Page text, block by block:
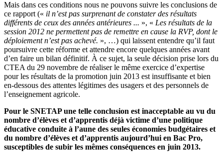
Mais dans ces conditions nous ne pouvons suivre les conclusions de
ce rapport (« il n’est pas surprenant de constater des résultats
différents de ceux des années antérieures ... », « Les résultats de la
session 2012 ne permettent pas de remettre en cause la RVP, dont le
déploiement n’est pas achevé. », …) qui laissent entendre qu’il faut
poursuivre cette réforme et attendre encore quelques années avant
d’en faire un bilan définitif. À ce sujet, la seule décision prise lors du
CTEA du 29 novembre de réaliser le même exercice d’expertise
pour les résultats de la promotion juin 2013 est insuffisante et bien
en-dessous des attentes légitimes des usagers et des personnels de
l’enseignement agricole.
Pour le SNETAP une telle conclusion est inacceptable au vu du
nombre d’élèves et d’apprentis déjà victime d’une politique
éducative conduite à l’aune des seules économies budgétaires et
du nombre d’élèves et d’apprentis aujourd’hui en Bac Pro,
susceptibles de subir les mêmes conséquences en juin 2013.